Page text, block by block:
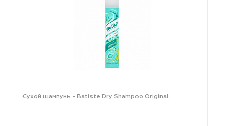
Сухой шампунь - Batiste Dry Shampoo Original